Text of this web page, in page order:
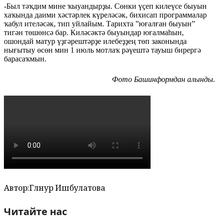
-Был тәҡдим мине ҡыуандырҙы. Сөнки үҫеп килеүсе быуын
хаҡында даими хәстәрлек күреләсәк, бихисап программалар
ҡабул ителәсәк, тип уйлайым. Тарихта ”юғалған быуын”
тигән төшөнсә бар. Киләсәктә быуындар юғалмаһын,
ошондай матур үҙгәрештәрҙе илебеҙҙең төп законында
нығытыу өсөн мин 1 июль мотлаҡ рәүештә тауыш бирергә
барасаҡмын.
Фото Башинформдан алынды.
Автор:Гөлнур Ишбулатова
Читайте нас